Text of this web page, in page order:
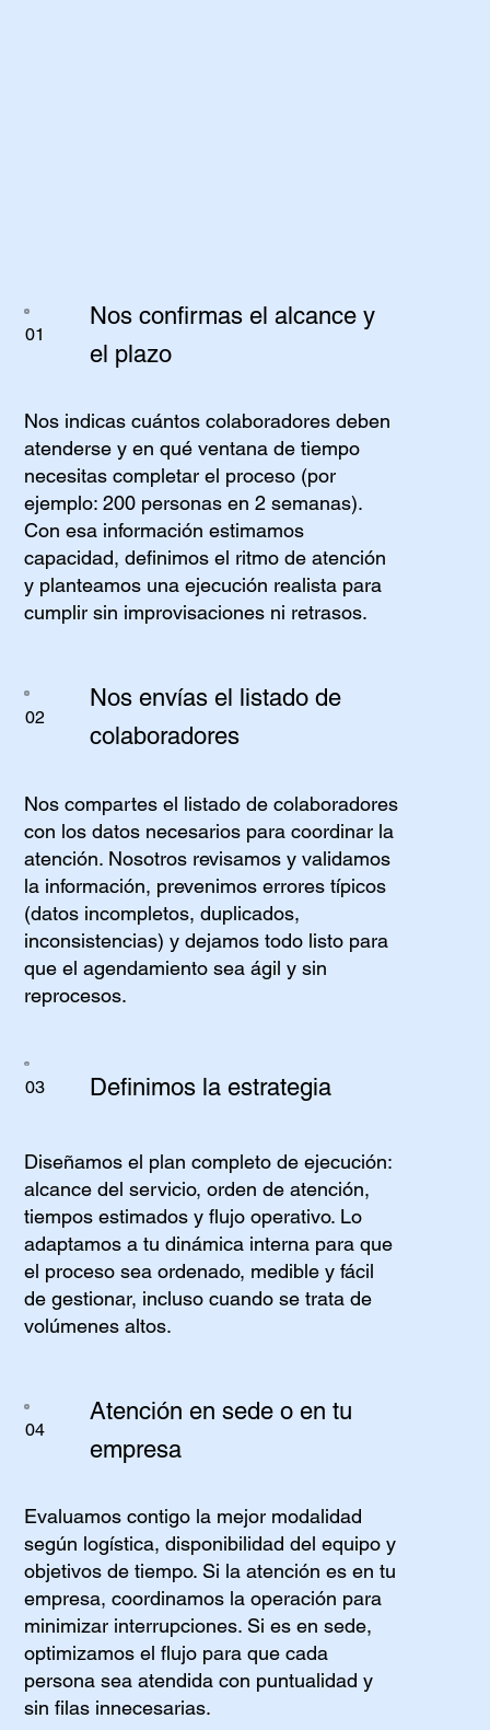
01
Nos confirmas el alcance y
el plazo
Nos indicas cuántos colaboradores deben
atenderse y en qué ventana de tiempo
necesitas completar el proceso (por
ejemplo: 200 personas en 2 semanas).
Con esa información estimamos
capacidad, definimos el ritmo de atención
y planteamos una ejecución realista para
cumplir sin improvisaciones ni retrasos.
02
Nos envías el listado de
colaboradores
Nos compartes el listado de colaboradores
con los datos necesarios para coordinar la
atención. Nosotros revisamos y validamos
la información, prevenimos errores típicos
(datos incompletos, duplicados,
inconsistencias) y dejamos todo listo para
que el agendamiento sea ágil y sin
reprocesos.
03 Definimos la estrategia
Diseñamos el plan completo de ejecución:
alcance del servicio, orden de atención,
tiempos estimados y flujo operativo. Lo
adaptamos a tu dinámica interna para que
el proceso sea ordenado, medible y fácil
de gestionar, incluso cuando se trata de
volúmenes altos.
04
Atención en sede o en tu
empresa
Evaluamos contigo la mejor modalidad
según logística, disponibilidad del equipo y
objetivos de tiempo. Si la atención es en tu
empresa, coordinamos la operación para
minimizar interrupciones. Si es en sede,
optimizamos el flujo para que cada
persona sea atendida con puntualidad y
sin filas innecesarias.